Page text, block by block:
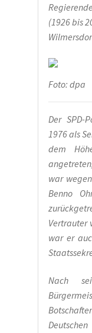
Bewohner/innen
Damals war’s …
100 Jahre –
Rheinischen
Alexander Graf
Arthur Koestler
Berlin im Film
Berliner
(1926 bis
Foto: dpa
Der
1976 als
dem
war
Benno
Vertrauter
war er
Nach